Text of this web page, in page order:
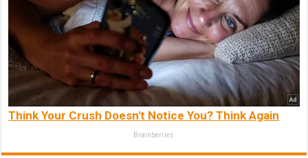
Think Your Crush Doesn't Notice You? Think Again
Brainberries